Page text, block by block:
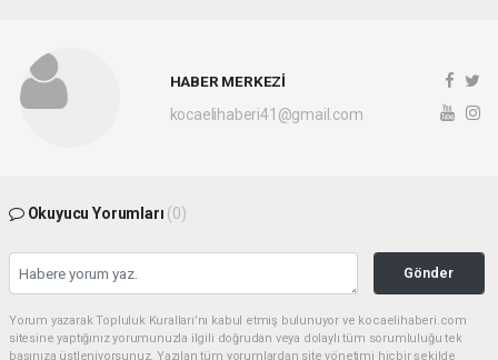
HABER MERKEZİ
kocaelihaberi41@gmail.com
Okuyucu Yorumları (0)
Gönder
Yorum yazarak Topluluk Kuralları’nı kabul etmiş bulunuyor ve kocaelihaberi.com
sitesine yaptığınız yorumunuzla ilgili doğrudan veya dolaylı tüm sorumluluğu tek
başınıza üstleniyorsunuz. Yazılan tüm yorumlardan site yönetimi hiçbir şekilde